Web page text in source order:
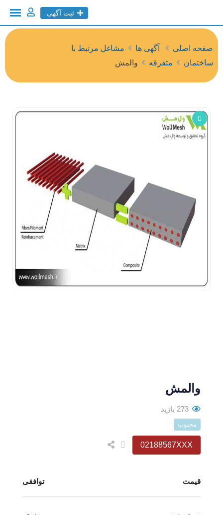
ثبت آگهی
صفحه اصلی آگهی ها
مشاغل مرتبط با
ساختمان
متفرقه والمش
والمش
273 بازید
محبوب
02188567XXX
قیمت توافقی